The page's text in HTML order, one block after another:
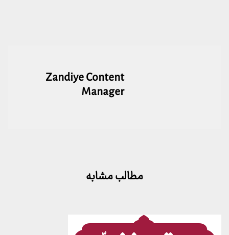
Zandiye Content
Manager
مطالب مشابه